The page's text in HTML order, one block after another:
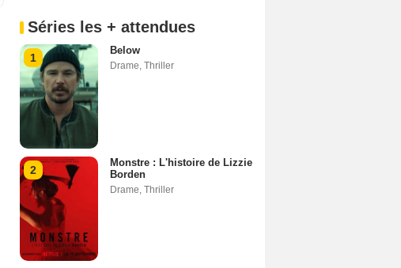
Séries les + attendues
1
Below
Drame, Thriller
2
Monstre : L'histoire de Lizzie
Borden
Drame, Thriller